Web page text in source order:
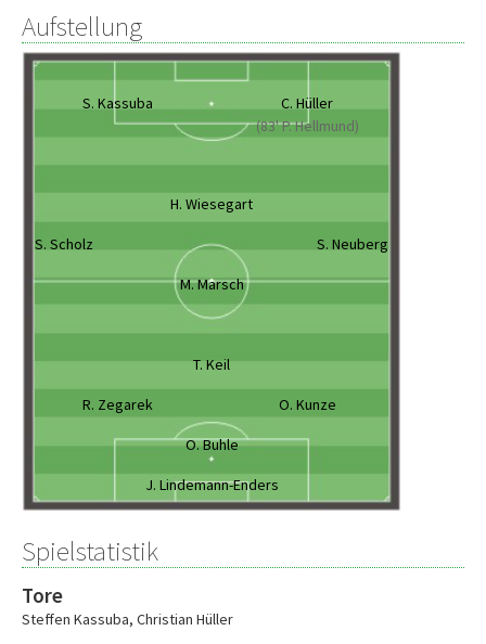
Aufstellung
S. Kassuba
C. Hüller
(83' P. Hellmund)
H. Wiesegart
S. Scholz S. Neuberg
M. Marsch
T. Keil
R. Zegarek O. Kunze
O. Buhle
J. Lindemann-Enders
Spielstatistik
Tore
Steffen Kassuba, Christian Hüller